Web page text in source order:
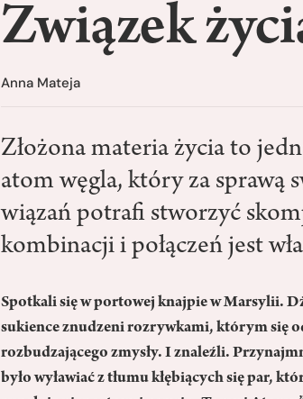
Związek
Anna Mateja
Złożona materia życia to
atom węgla, który za sprawą
wiązań potrafi stworzyć
kombinacji i połączeń jest
Spotkali się w portowej knajpie w Marsylii.
sukience znudzeni rozrywkami, którym się
rozbudzającego zmysły. I znaleźli.
było wyławiać z tłumu kłębiących się par,